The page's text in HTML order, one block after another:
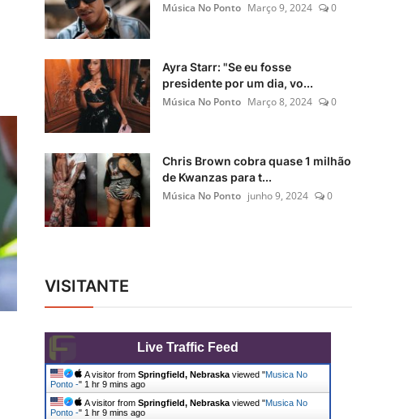
Música No Ponto Março 9, 2024 0
Ayra Starr: "Se eu fosse
presidente por um dia, vo...
Música No Ponto Março 8, 2024 0
Chris Brown cobra quase 1 milhão
de Kwanzas para t...
Música No Ponto junho 9, 2024 0
VISITANTE
Live Traffic Feed
A visitor from Springfield, Nebraskaviewed "Musica No
Ponto -" 1 hr 9 mins ago
A visitor from Springfield, Nebraskaviewed "Musica No
Ponto -" 1 hr 9 mins ago